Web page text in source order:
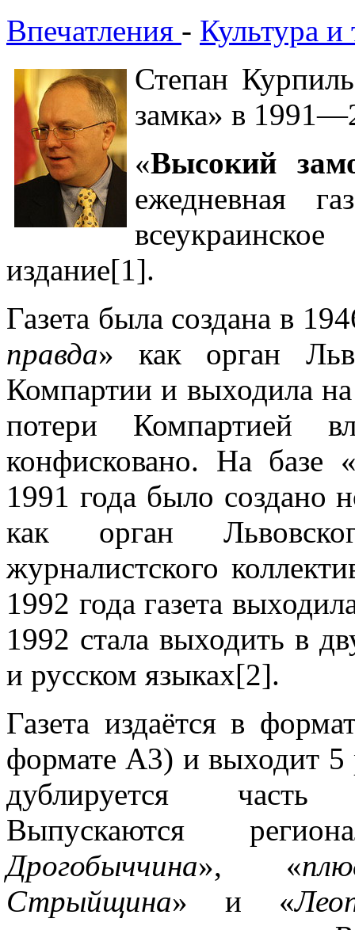
Впечатления - Культура
Степан
замка» в
«Высокий
ежедневная
издание[1].
Газета была создана в
правда» как орган
Компартии и выходила
потери Компартией
конфисковано. На базе
1991 года было создано
как орган
журналистского
1992 года газета
1992 стала выходить в
и русском языках[2].
Газета издаётся в
формате А3) и выходит 5
дублируется часть
Выпускаются
Дрогобыччина», «
Стрыйщина» и «